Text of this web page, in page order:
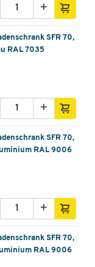
+
SFR 70,
RAL 7035
+
SFR 70,
RAL 9006
+
SFR 70,
RAL 9006